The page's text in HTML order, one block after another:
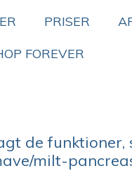
PRISER
FOREVER
de funktioner,
milt-